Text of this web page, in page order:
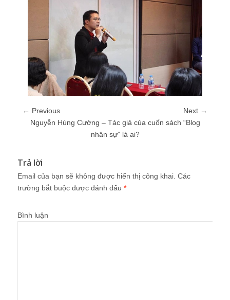
← Previous
Next →
Nguyễn Hùng Cường – Tác giả của cuốn sách “Blog
nhân sự” là ai?
Trả lời
Email của bạn sẽ không được hiển thị công khai. Các
trường bắt buộc được đánh dấu *
Bình luận